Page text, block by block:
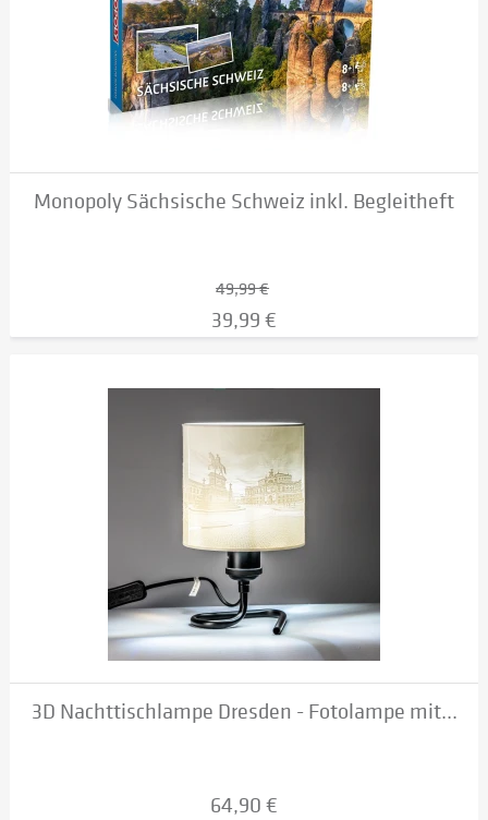
Monopoly Sächsische Schweiz inkl. Begleitheft
49,99 €
39,99 €
3D Nachttischlampe Dresden - Fotolampe mit...
64,90 €